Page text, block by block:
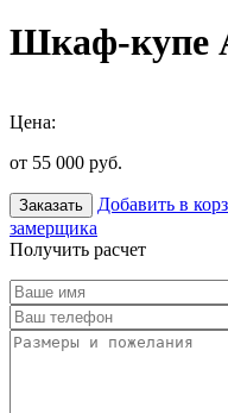
Шкаф-купе
Цена:
от 55 000 руб.
Заказать Добавить в
замерщика
Получить расчет